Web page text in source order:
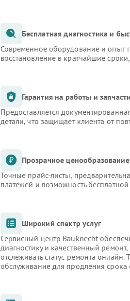
Бесплатная диагностика и
Современное оборудование и опыт
восстановление в кратчайшие
Гарантия на работы и запчасти
Предоставляется
детали, что защищает клиента от
Прозрачное
Точные прайс-листы,
платежей и возможность
Широкий спектр услуг
Сервисный центр Bauknecht
диагностику и качественный
отслеживать статус ремонта
обслуживание для продления срока